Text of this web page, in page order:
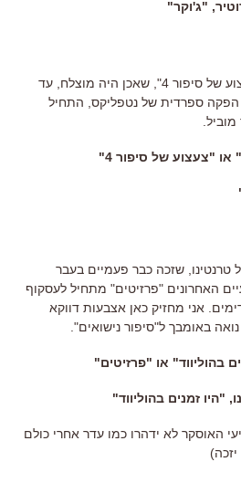
, "ג'וקר"
של סיפור 4
", שאכן היה מוצלח , עד
ספרדית של נטפליקס, התחיל
"צעצוע של סיפור 4"
שזכה כבר פעמיים בעבר
האחרונים "פרזיטים" מתחיל לעסקוף
אני מחזיק כאן אצבעות דווקא
באומבך ל"סיפור נישואים".
בהוליווד" או "פרזיטים"
, "היו זמנים בהוליווד"
האוסקר לא ידהרו כמו עדר אחרי כולם
)